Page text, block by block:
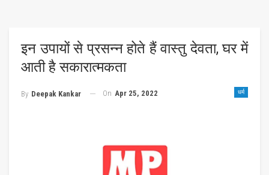
इन उपायों से प्रसन्न होते हैं वास्तु देवता, घर में
आती है सकारात्मकता
धर्म
By Deepak Kankar On Apr 25, 2022